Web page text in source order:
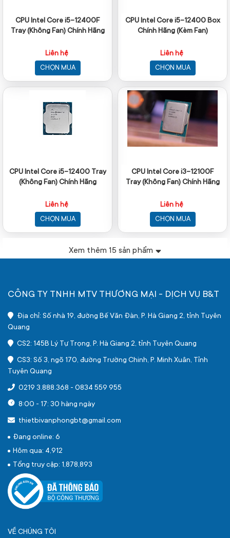
CPU Intel Core i5-12400F
Tray (Không Fan) Chính Hãng
Liên hệ
CHỌN MUA
CPU Intel Core i5-12400 Box
Chính Hãng (Kèm Fan)
Liên hệ
CHỌN MUA
CPU Intel Core i5-12400 Tray
(Không Fan) Chính Hãng
Liên hệ
CHỌN MUA
CPU Intel Core i3-12100F
Tray (Không Fan) Chính Hãng
Liên hệ
CHỌN MUA
Xem thêm 15 sản phẩm
CÔNG TY TNHH MTV THƯƠNG MẠI - DỊCH VỤ B&T
Địa chỉ: Số nhà 19, đường Bế Văn Đàn, P. Hà Giang 2, tỉnh Tuyên
Quang
CS2: 145B Lý Tự Trọng, P. Hà Giang 2, tỉnh Tuyên Quang
CS3: Số 3, ngõ 170, đường Trường Chinh, P. Minh Xuân, Tỉnh
Tuyên Quang
0219 3.888.368 - 0834 559 955
8:00 - 17: 30 hàng ngày
thietbivanphongbt@gmail.com
Đang online: 6
Hôm qua: 4,912
Tổng truy cập: 1,878,893
VỀ CHÚNG TÔI